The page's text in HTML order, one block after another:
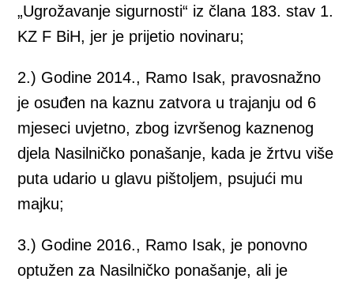
„Ugrožavanje sigurnosti“ iz člana 183. stav 1.
KZ F BiH, jer je prijetio novinaru;
2.) Godine 2014., Ramo Isak, pravosnažno
je osuđen na kaznu zatvora u trajanju od 6
mjeseci uvjetno, zbog izvršenog kaznenog
djela Nasilničko ponašanje, kada je žrtvu više
puta udario u glavu pištoljem, psujući mu
majku;
3.) Godine 2016., Ramo Isak, je ponovno
optužen za Nasilničko ponašanje, ali je